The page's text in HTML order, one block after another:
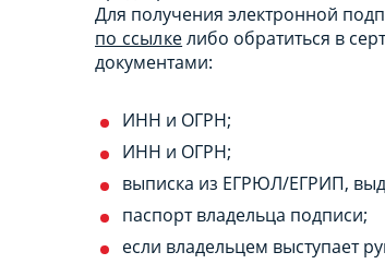
Для получения электронной
по ссылкелибо обратиться в
документами:
ИНН и ОГРН;
ИНН и ОГРН;
выписка из ЕГРЮЛ/ЕГРИП,
паспорт владельца подписи;
если владельцем выступает